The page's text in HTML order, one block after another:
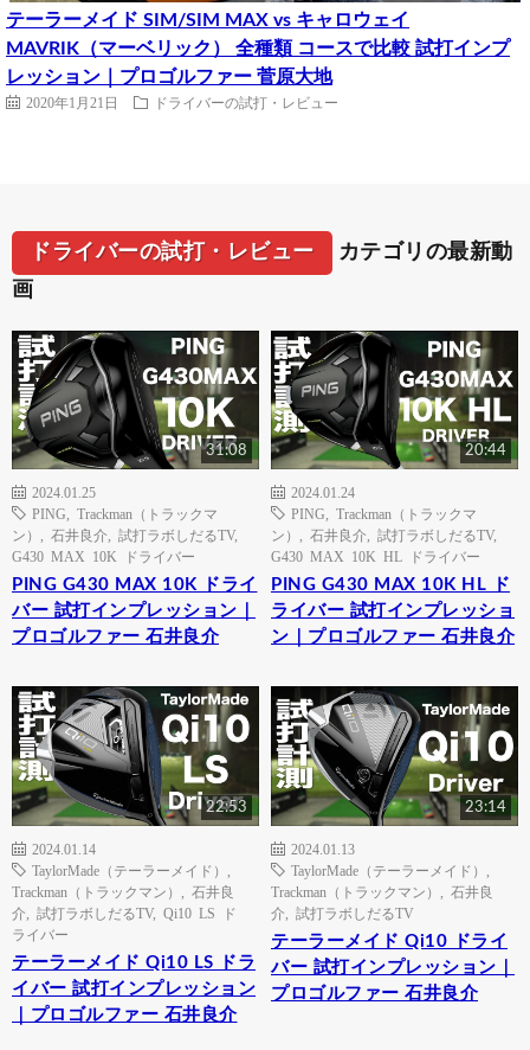
テーラーメイド SIM/SIM MAX vs キャロウェイ
MAVRIK（マーベリック） 全種類 コースで比較 試打インプ
レッション｜プロゴルファー 菅原大地
2020年1月21日 ドライバーの試打・レビュー
ドライバーの試打・レビュー
カテゴリの最新動
画
31:08
2024.01.25
PING
Trackman（トラックマ
ン）
石井良介 試打ラボしだるTV,
G430 MAX 10K ドライバー
PING G430 MAX 10K ドライ
バー 試打インプレッション｜
プロゴルファー 石井良介
20:44
2024.01.24
PING
Trackman（トラックマ
ン）
石井良介 試打ラボしだるTV,
G430 MAX 10K HL ドライバー
PING G430 MAX 10K HL ド
ライバー 試打インプレッショ
ン｜プロゴルファー 石井良介
22:53
2024.01.14
TaylorMade（テーラーメイド）
Trackman（トラックマン）
石井良
介
試打ラボしだるTV, Qi10 LS ド
ライバー
テーラーメイド Qi10 LS ドラ
イバー 試打インプレッション
｜プロゴルファー 石井良介
23:14
2024.01.13
TaylorMade（テーラーメイド）
Trackman（トラックマン）
石井良
介
試打ラボしだるTV
テーラーメイド Qi10 ドライ
バー 試打インプレッション｜
プロゴルファー 石井良介